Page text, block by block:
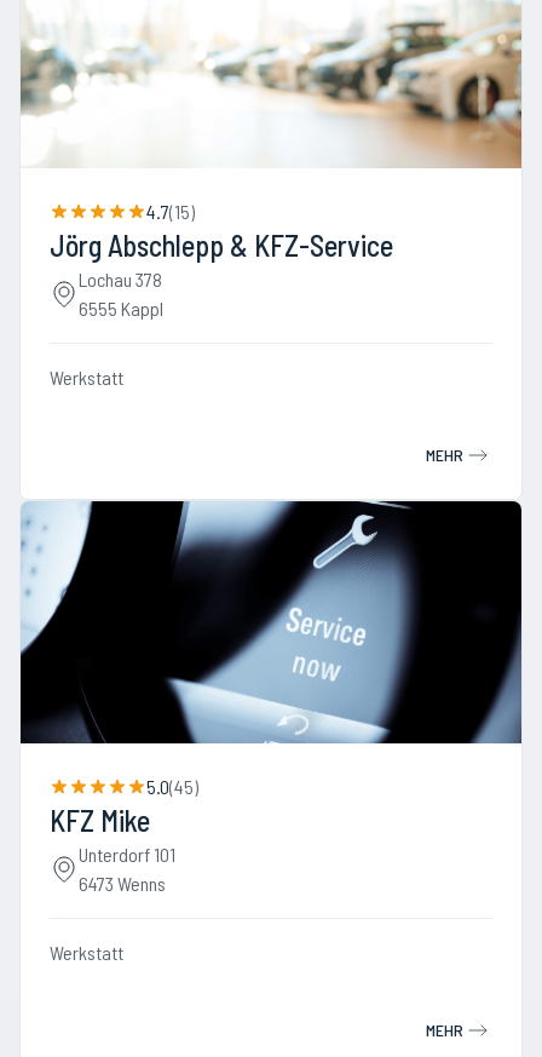
4.7(15)
Jörg Abschlepp & KFZ-Service
Lochau 378
6555 Kappl
Werkstatt
MEHR
5.0(45)
KFZ Mike
Unterdorf 101
6473 Wenns
Werkstatt
MEHR